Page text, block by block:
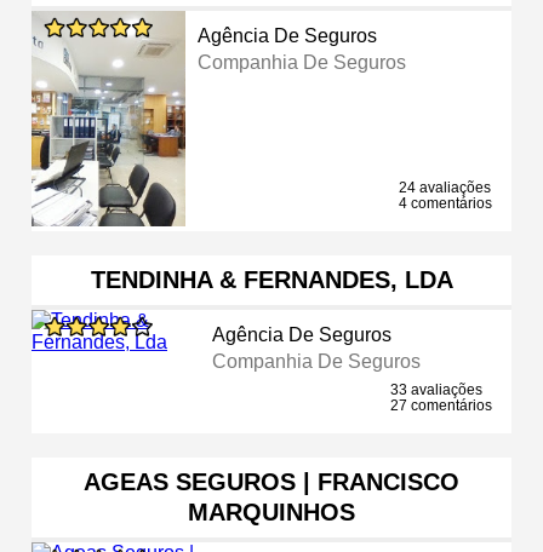
Agência De Seguros
Companhia De Seguros
24 avaliações
4 comentários
TENDINHA & FERNANDES, LDA
Agência De Seguros
Companhia De Seguros
33 avaliações
27 comentários
AGEAS SEGUROS | FRANCISCO
MARQUINHOS